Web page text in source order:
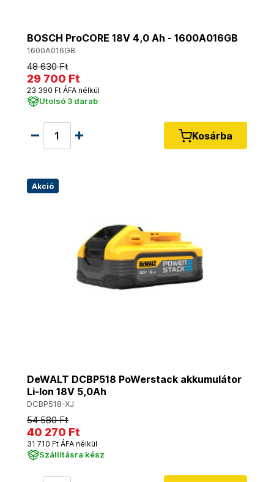
BOSCH ProCORE 18V 4,0 Ah - 1600A016GB
1600A016GB
48 630 Ft
29 700 Ft
23 390 Ft ÁFA nélkül
Utolsó 3 darab
Kosárba
Akció
DeWALT DCBP518 PoWerstack akkumulátor
Li-Ion 18V 5,0Ah
DCBP518-XJ
54 580 Ft
40 270 Ft
31 710 Ft ÁFA nélkül
Szállításra kész